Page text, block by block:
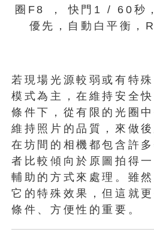
圈F8 ， 快門1 / 60秒
優先，自動白平衡，
若現場光源較弱或有特
模式為主，在維持安全
條件下，從有限的光圈
維持照片的品質，來做
在坊間的相機都包含許
者比較傾向於原圖拍得
輔助的方式來處理。雖
它的特殊效果，但這就
條件、方便性的重要。